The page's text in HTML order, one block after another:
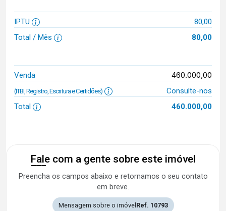
IPTU
80,00
Total / Mês
80,00
Venda 460.000,00
(ITBI, Registro, Escritura e Certidões)
Consulte-nos
Total
460.000,00
Fale com a gente sobre este imóvel
Preencha os campos abaixo e retornamos o seu contato
em breve.
Mensagem sobre o imóvelRef. 10793